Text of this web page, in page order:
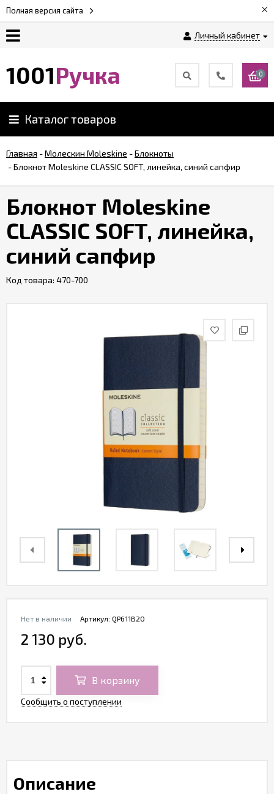
Полная версия сайта ×
Личный кабинет
Возврат
Обзоры
ручек
Контакты
1001Ручка 0
Каталог товаров
Главная -Молескин Moleskine -Блокноты
-Блокнот Moleskine CLASSIC SOFT, линейка, синий сапфир
Блокнот Moleskine
CLASSIC SOFT, линейка,
синий сапфир
Код товара: 470-700
Артикул: QP611B20
Нет в наличии
2 130 руб.
В корзину
Сообщить о поступлении
Описание